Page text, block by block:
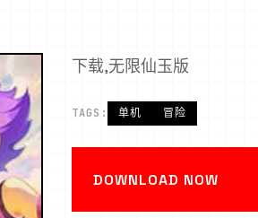
下载,无限仙玉版
TAGS: 单机 冒险
DOWNLOAD NOW